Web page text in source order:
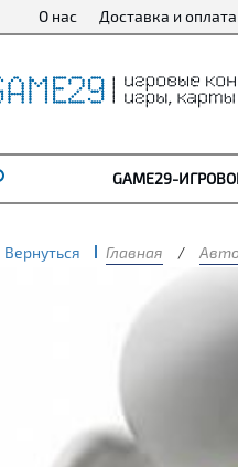
О нас Доставка и оплата
GAME29-
Вернуться Главная /